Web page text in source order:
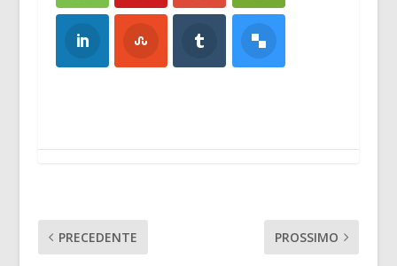
PRECEDENTE PROSSIMO